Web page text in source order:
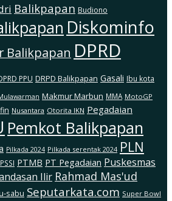
Balikpapan Budiono
Diskominfo
Balikpapan DPRD
PPU DRPD Balikpapan Gasali Ibu kota
Makmur Marbun MMA MotoGP
Nusantara Otorita IKN Pegadaian
Pemkot Balikpapan
Pilkada 2024 Pilkada serentak 2024 PLN
PSSI PTMB PT Pegadaian Puskesmas
Ilir Rahmad Mas'ud
sabu Seputarkata.com Super Bowl